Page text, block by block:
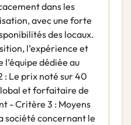
dans les
avec une forte
des locaux.
l’expérience et
l’équipe dédiée au
Le prix noté sur 40
et forfaitaire de
- Critère 3 : Moyens
société concernant le